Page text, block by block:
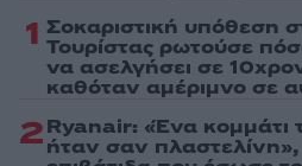
1 Σοκαριστική υπόθεση
Τουρίστας ρωτούσε
να ασελγήσει σε
καθόταν αμέριμνο σε
2Ryanair: «Ένα κομμάτι
ήταν σαν πλαστελίνη»,